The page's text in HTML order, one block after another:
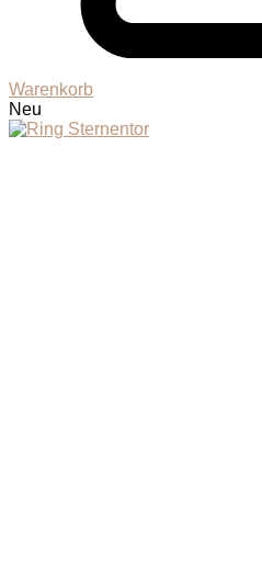
Warenkorb
Neu